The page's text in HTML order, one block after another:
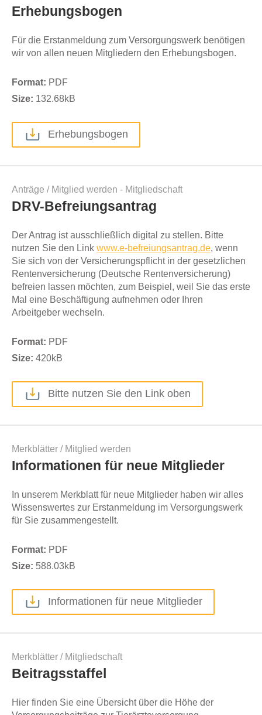
Erhebungsbogen
Für die Erstanmeldung zum Versorgungswerk benötigen
wir von allen neuen Mitgliedern den Erhebungsbogen.
Format: PDF
Size: 132.68kB
Erhebungsbogen
Anträge / Mitglied werden - Mitgliedschaft
DRV-Befreiungsantrag
Der Antrag ist ausschließlich digital zu stellen. Bitte
nutzen Sie den Link www.e-befreiungsantrag.de, wenn
Sie sich von der Versicherungspflicht in der gesetzlichen
Rentenversicherung (Deutsche Rentenversicherung)
befreien lassen möchten, zum Beispiel, weil Sie das erste
Mal eine Beschäftigung aufnehmen oder Ihren
Arbeitgeber wechseln.
Format: PDF
Size: 420kB
Bitte nutzen Sie den Link oben
Merkblätter / Mitglied werden
Informationen für neue Mitglieder
In unserem Merkblatt für neue Mitglieder haben wir alles
Wissenswertes zur Erstanmeldung im Versorgungswerk
für Sie zusammengestellt.
Format: PDF
Size: 588.03kB
Informationen für neue Mitglieder
Merkblätter / Mitgliedschaft
Beitragsstaffel
Hier finden Sie eine Übersicht über die Höhe der